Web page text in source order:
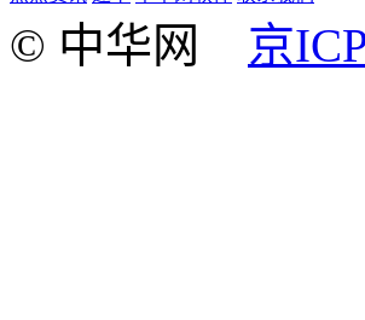
© 中华网 京